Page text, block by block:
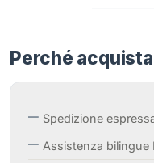
Perché
Spedizione
Assistenza bilingue